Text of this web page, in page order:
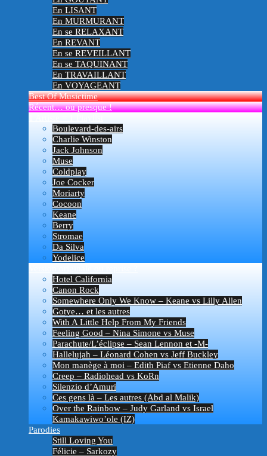
En LISANT
En MURMURANT
En se RELAXANT
En REVANT
En se REVEILLANT
En se TAQUINANT
En TRAVAILLANT
En VOYAGEANT
Best Of Musictime
Récent… ou presque !
Boulevard-des-airs
Charlie Winston
Jack Johnson
Muse
Coldplay
Joe Cocker
Moriarty
Cocoon
Keane
Berry
Stromae
Da Silva
Yodelice
Hotel California
Canon Rock
Somewhere Only We Know – Keane vs Lilly Allen
Gotye… et les autres
With A Little Help From My Friends
Feeling Good – Nina Simone vs Muse
Parachute/L’éclipse – Sean Lennon et -M-
Hallelujah – Léonard Cohen vs Jeff Buckley
Mon manège à moi – Edith Piaf vs Etienne Daho
Creep – Radiohead vs KoRn
Silenzio d’Amuri
Ces gens là – Les autres (Abd al Malik)
Over the Rainbow – Judy Garland vs Israel
Kamakawiwo’ole (IZ)
Parodies
Still Loving You
Félicie – Sarkozy